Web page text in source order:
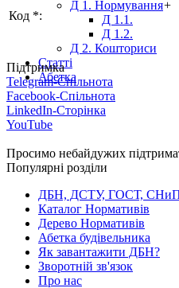
Д 1. Нормування+
Д 1.1.
Д 1.2.
Д 2. Кошториси
Статті
Абетка
Код *:
Підтримка
Telegram-Спільнота
Facebook-Спільнота
LinkedIn-Сторінка
YouTube
Просимо небайдужих
Популярні розділи
ДБН, ДСТУ, ГОСТ, СНиП
Каталог Нормативів
Дерево Нормативів
Абетка будівельника
Як завантажити ДБН?
Зворотній зв'язок
Про нас